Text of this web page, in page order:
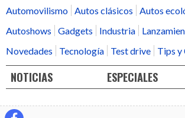
Automovilismo Autos clásicos
Autos
Autoshows
Gadgets Industria
Novedades
Tecnología Test drive Tips y
NOTICIAS ESPECIALES